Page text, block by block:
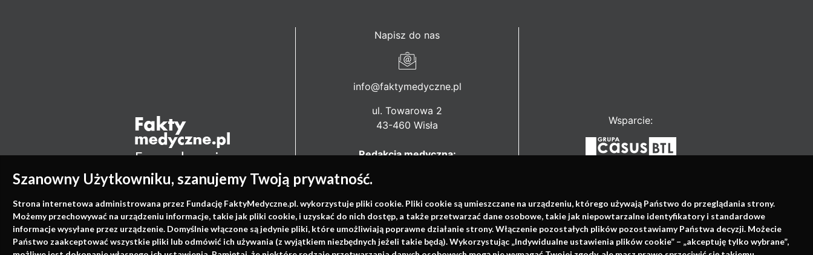
Szanowny Użytkowniku, szanujemy Twoją prywatność.
Strona internetowa administrowana przez Fundację FaktyMedyczne.pl. wykorzystuje pliki cookie. Pliki cookie są umieszczane na urządzeniu, którego używają Państwo do przeglądania strony.
Możemy przechowywać na urządzeniu informacje, takie jak pliki cookie, i uzyskać do nich dostęp, a także przetwarzać dane osobowe, takie jak niepowtarzalne identyfikatory i standardowe
informacje wysyłane przez urządzenie. Domyślnie włączone są jedynie pliki, które umożliwiają poprawne działanie strony. Włączenie pozostałych plików pozostawiamy Państwa decyzji. Możecie
Państwo zaakceptować wszystkie pliki lub odmówić ich używania (z wyjątkiem niezbędnych jeżeli takie będą). Wykorzystując „Indywidualne ustawienia plików cookie” – „akceptuję tylko wybrane”,
Napisz do nas
info@faktymedyczne.pl
ul. Towarowa 2
43-460 Wisła
Redakcja medyczna:
Biuro Zarządu Fundacji:
ul. Rodawska 26
61-312 Poznań
Wsparcie: